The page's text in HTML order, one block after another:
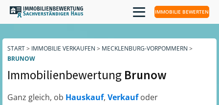
IMMOBILIE BEWERTEN
START> IMMOBILIE VERKAUFEN > MECKLENBURG-VORPOMMERN >
BRUNOW
Immobilienbewertung Brunow
Ganz gleich, ob Hauskauf, Verkaufoder